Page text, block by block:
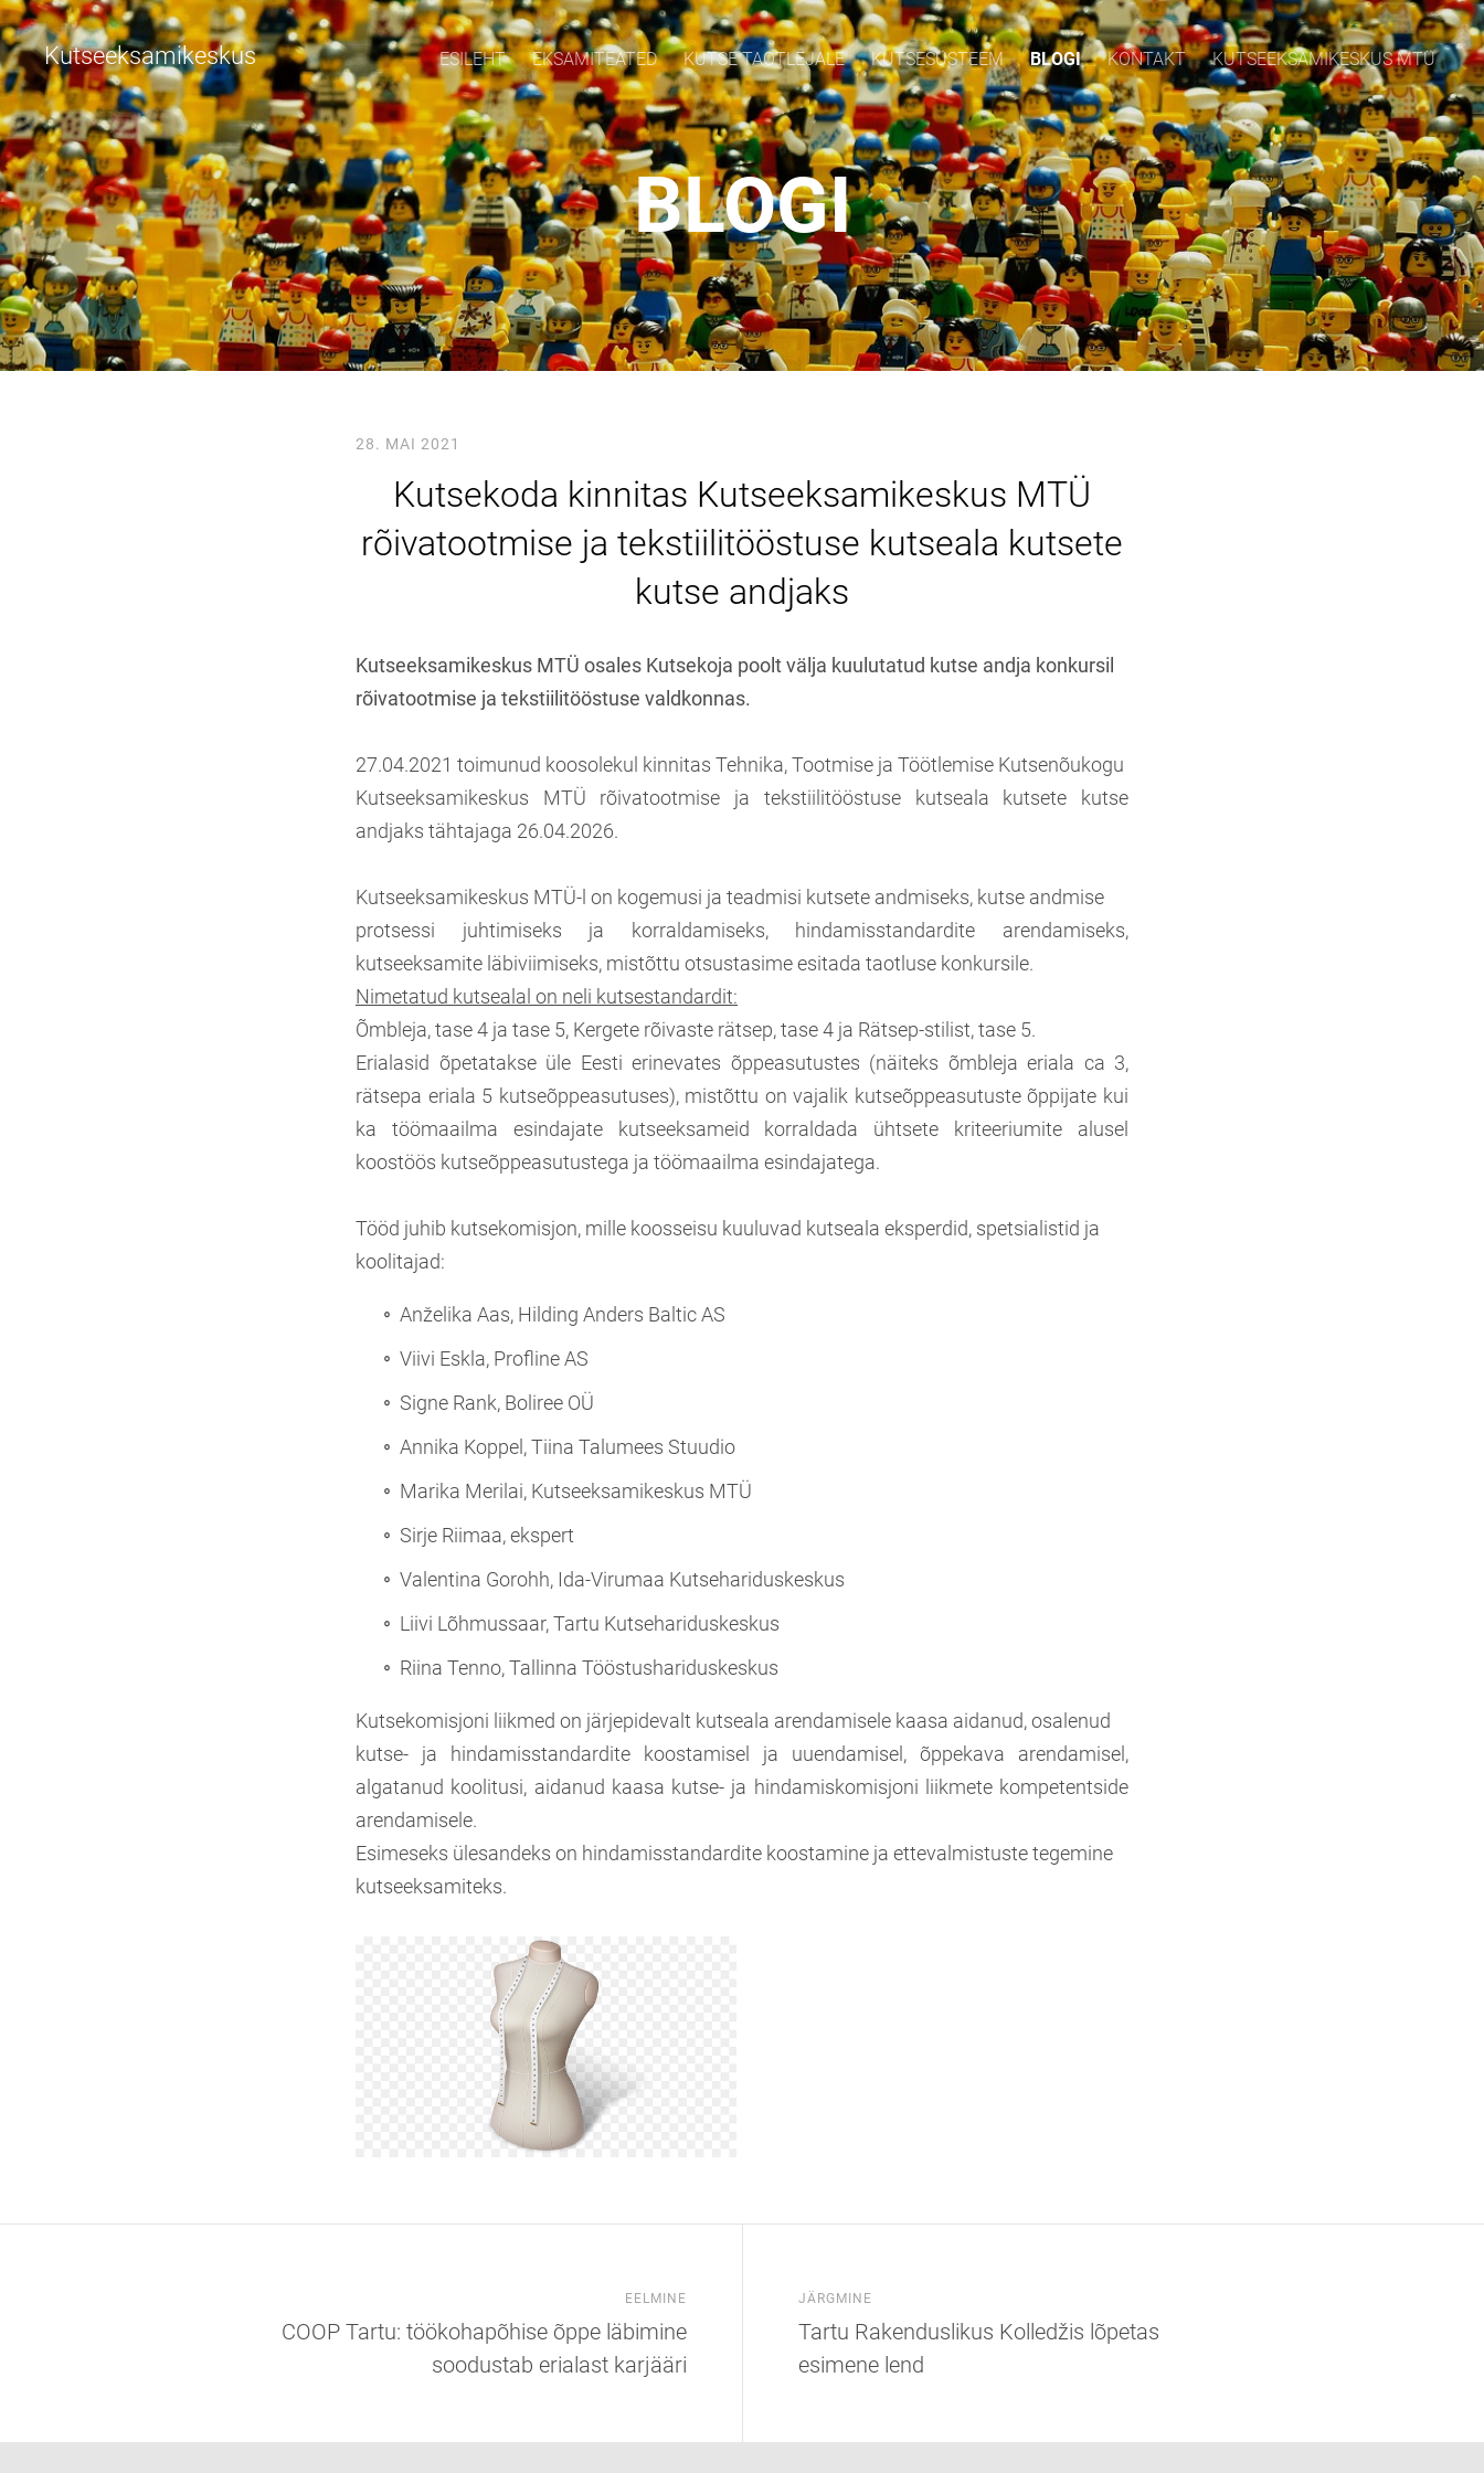
Kutseeksamikeskus ESILEHT EKSAMITEATED KUTSE TAOTLEJALE KUTSESÜSTEEM BLOGI KONTAKT KUTSEEKSAMIKESKUS MTÜ
BLOGI
28. MAI 2021
Kutsekoda kinnitas Kutseeksamikeskus MTÜ
rõivatootmise ja tekstiilitööstuse kutseala kutsete
kutse andjaks
Kutseeksamikeskus MTÜ osales Kutsekoja poolt välja kuulutatud kutse andja konkursil
rõivatootmise ja tekstiilitööstuse valdkonnas.
27.04.2021 toimunud koosolekul kinnitas Tehnika, Tootmise ja Töötlemise Kutsenõukogu
Kutseeksamikeskus MTÜ rõivatootmise ja tekstiilitööstuse kutseala kutsete kutse
andjaks tähtajaga 26.04.2026.
Kutseeksamikeskus MTÜ-l on kogemusi ja teadmisi kutsete andmiseks, kutse andmise
protsessi juhtimiseks ja korraldamiseks, hindamisstandardite arendamiseks,
kutseeksamite läbiviimiseks, mistõttu otsustasime esitada taotluse konkursile.
Nimetatud kutsealal on neli kutsestandardit:
Õmbleja, tase 4 ja tase 5, Kergete rõivaste rätsep, tase 4 ja Rätsep-stilist, tase 5.
Erialasid õpetatakse üle Eesti erinevates õppeasutustes (näiteks õmbleja eriala ca 3,
rätsepa eriala 5 kutseõppeasutuses), mistõttu on vajalik kutseõppeasutuste õppijate kui
ka töömaailma esindajate kutseeksameid korraldada ühtsete kriteeriumite alusel
koostöös kutseõppeasutustega ja töömaailma esindajatega.
Tööd juhib kutsekomisjon, mille koosseisu kuuluvad kutseala eksperdid, spetsialistid ja
koolitajad:
Anželika Aas, Hilding Anders Baltic AS
Viivi Eskla, Profline AS
Signe Rank, Boliree OÜ
Annika Koppel, Tiina Talumees Stuudio
Marika Merilai, Kutseeksamikeskus MTÜ
Sirje Riimaa, ekspert
Valentina Gorohh, Ida-Virumaa Kutsehariduskeskus
Liivi Lõhmussaar, Tartu Kutsehariduskeskus
Riina Tenno, Tallinna Tööstushariduskeskus
Kutsekomisjoni liikmed on järjepidevalt kutseala arendamisele kaasa aidanud, osalenud
kutse- ja hindamisstandardite koostamisel ja uuendamisel, õppekava arendamisel,
algatanud koolitusi, aidanud kaasa kutse- ja hindamiskomisjoni liikmete kompetentside
arendamisele.
Esimeseks ülesandeks on hindamisstandardite koostamine ja ettevalmistuste tegemine
kutseeksamiteks.
EELMINE
COOP Tartu: töökohapõhise õppe läbimine
soodustab erialast karjääri
JÄRGMINE
Tartu Rakenduslikus Kolledžis lõpetas
esimene lend